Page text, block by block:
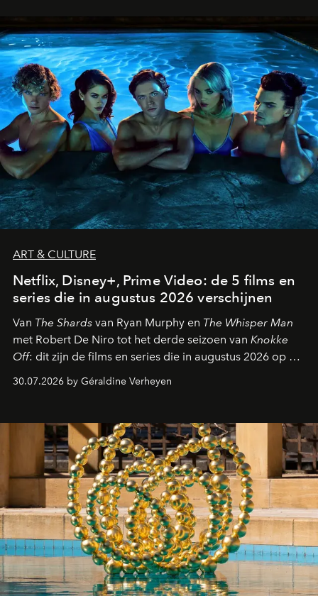
ART & CULTURE
Netflix, Disney+, Prime Video: de 5 films en
series die in augustus 2026 verschijnen
Van The Shards van Ryan Murphy en The Whisper Man
met Robert De Niro tot het derde seizoen van Knokke
Off: dit zijn de films en series die in augustus 2026 op de
30.07.2026 by Géraldine Verheyen